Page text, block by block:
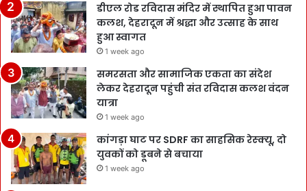
डीएल रोड रविदास मंदिर में स्थापित हुआ पावन
कलश, देहरादून में श्रद्धा और उत्साह के साथ
हुआ स्वागत
1 week ago
समरसता और सामाजिक एकता का संदेश
लेकर देहरादून पहुंची संत रविदास कलश वंदन
यात्रा
1 week ago
कांगड़ा घाट पर SDRF का साहसिक रेस्क्यू, दो
युवकों को डूबने से बचाया
1 week ago